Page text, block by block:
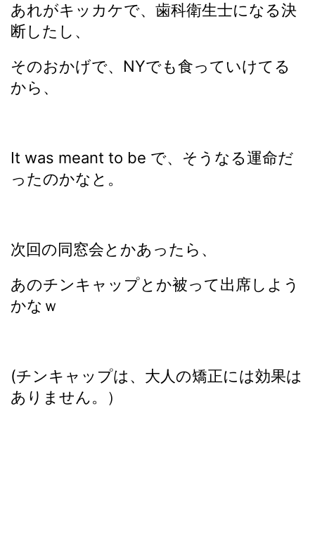
あれがキッカケで、歯科衛生士になる決
断したし、
そのおかげで、NYでも食っていけてる
から、
It was meant to be で、そうなる運命だ
ったのかなと。
次回の同窓会とかあったら、
あのチンキャップとか被って出席しよう
かなｗ
(チンキャップは、大人の矯正には効果は
ありません。）